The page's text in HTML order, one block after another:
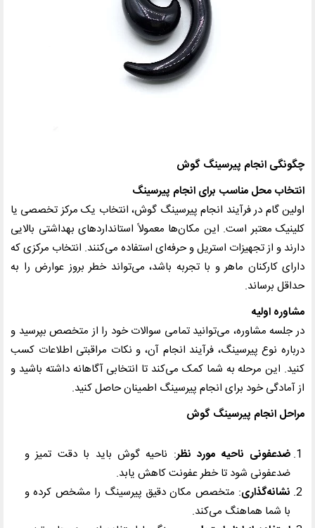
چگونگی انجام پیرسینگ گوش
انتخاب محل مناسب برای انجام پیرسینگ
اولین گام در فرآیند انجام پیرسینگ گوش، انتخاب یک مرکز تخصصی یا
کلینیک معتبر است. این مکان‌ها معمولاً استانداردهای بهداشتی بالایی
دارند و از تجهیزات استریل و حرفه‌ای استفاده می‌کنند. انتخاب مرکزی که
دارای کارکنان ماهر و با تجربه باشد، می‌تواند خطر بروز عوارض را به
حداقل برساند.
مشاوره اولیه
در جلسه مشاوره، می‌توانید تمامی سوالات خود را از متخصص بپرسید و
درباره نوع پیرسینگ، فرآیند انجام آن، و نکات مراقبتی اطلاعات کسب
کنید. این مرحله به شما کمک می‌کند تا انتخابی آگاهانه داشته باشید و
از آمادگی خود برای انجام پیرسینگ اطمینان حاصل کنید.
مراحل انجام پیرسینگ گوش
ضدعفونی ناحیه مورد نظر: ناحیه گوش باید با دقت تمیز و
ضدعفونی شود تا خطر عفونت کاهش یابد.
نشانه‌گذاری: متخصص مکان دقیق پیرسینگ را مشخص کرده و
با شما هماهنگ می‌کند.